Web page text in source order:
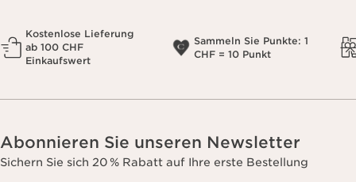
Kostenlose Lieferung
ab 100 CHF
Einkaufswert
Sammeln Sie Punkte: 1
CHF = 10 Punkt
Abonnieren Sie unseren Newsletter
Sichern Sie sich 20 % Rabatt auf Ihre erste Bestellung